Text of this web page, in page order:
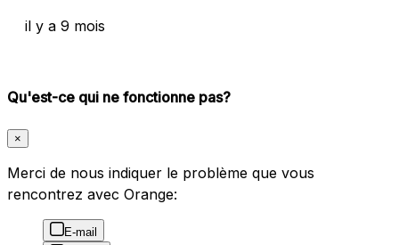
il y a 9 mois
Qu'est-ce qui ne fonctionne pas?
×
Merci de nous indiquer le problème que vous
rencontrez avec Orange:
E-mail